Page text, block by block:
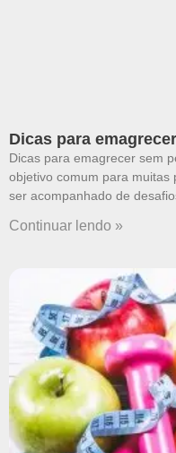
Dicas para
Dicas para emagrecer sem
objetivo comum para muitas
ser acompanhado de
Continuar lendo »